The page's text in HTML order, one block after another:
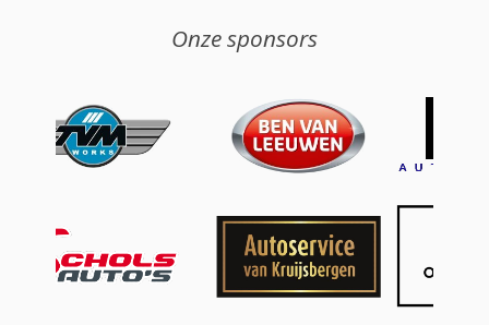
Onze sponsors